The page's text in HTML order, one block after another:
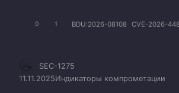
0 1 BDU:2026-08108 CVE-2026-
SEC-1275
11.11.2025Индикаторы компрометации